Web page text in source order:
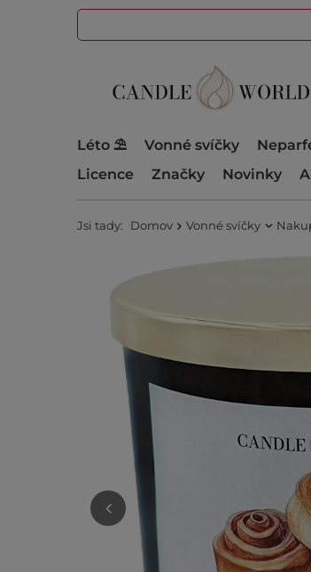
Léto ⛱️ Vonné svíčky
Licence
Značky Novinky
Jsi tady: Domov Vonné svíčky